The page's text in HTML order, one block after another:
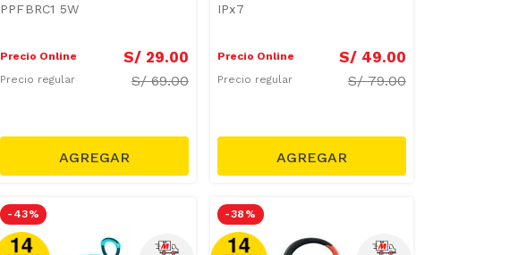
PPFBRC1 5W
Precio Online S/ 29.00
Precio regular S/69.00
IPx7
Precio Online S/ 49.00
Precio regular S/79.00
- 43 % -38 %